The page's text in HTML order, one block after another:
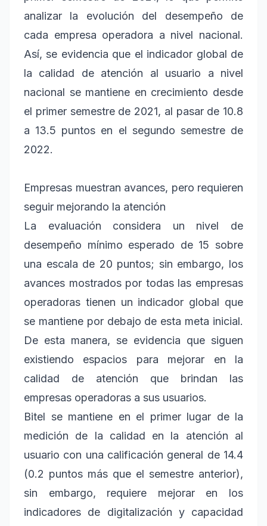
analizar la evolución del desempeño de
cada empresa operadora a nivel nacional.
Así, se evidencia que el indicador global de
la calidad de atención al usuario a nivel
nacional se mantiene en crecimiento desde
el primer semestre de 2021, al pasar de 10.8
a 13.5 puntos en el segundo semestre de
2022.
Empresas muestran avances, pero requieren
seguir mejorando la atención
La evaluación considera un nivel de
desempeño mínimo esperado de 15 sobre
una escala de 20 puntos; sin embargo, los
avances mostrados por todas las empresas
operadoras tienen un indicador global que
se mantiene por debajo de esta meta inicial.
De esta manera, se evidencia que siguen
existiendo espacios para mejorar en la
calidad de atención que brindan las
empresas operadoras a sus usuarios.
Bitel se mantiene en el primer lugar de la
medición de la calidad en la atención al
usuario con una calificación general de 14.4
(0.2 puntos más que el semestre anterior),
sin embargo, requiere mejorar en los
indicadores de digitalización y capacidad